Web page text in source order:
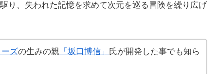
り、 失われた記憶を求めて次元を巡る冒険を繰り広げ
ズの生みの親 「坂口博信」 氏が開発した事でも知ら